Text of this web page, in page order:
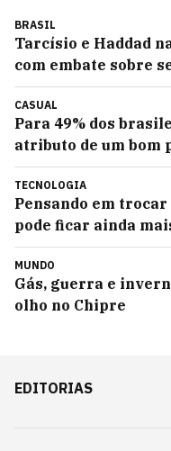
BRASIL
Tarcísio e Haddad
com embate sobre
CASUAL
Para 49% dos
atributo de um bom
TECNOLOGIA
Pensando em
pode ficar ainda
MUNDO
Gás, guerra e
olho no Chipre
EDITORIAS